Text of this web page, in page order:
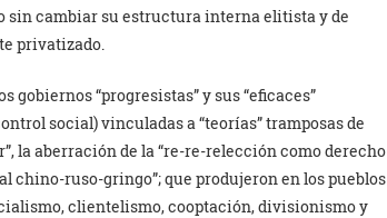
sin cambiar su estructura interna elitista y de
privatizado.
gobiernos “progresistas” y sus “eficaces”
social) vinculadas a “teorías” tramposas de
la aberración de la “re-re-relección como derecho
chino-ruso-gringo”; que produjeron en los pueblos
clientelismo, cooptación, divisionismo y